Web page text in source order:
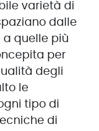
varietà di
dalle
a quelle più
per
degli
le
tipo di
di